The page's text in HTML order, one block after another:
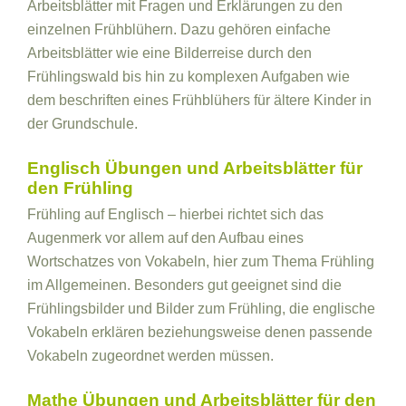
Arbeitsblätter mit Fragen und Erklärungen zu den
einzelnen Frühblühern. Dazu gehören einfache
Arbeitsblätter wie eine Bilderreise durch den
Frühlingswald bis hin zu komplexen Aufgaben wie
dem beschriften eines Frühblühers für ältere Kinder in
der Grundschule.
Englisch Übungen und Arbeitsblätter für
den Frühling
Frühling auf Englisch – hierbei richtet sich das
Augenmerk vor allem auf den Aufbau eines
Wortschatzes von Vokabeln, hier zum Thema Frühling
im Allgemeinen. Besonders gut geeignet sind die
Frühlingsbilder und Bilder zum Frühling, die englische
Vokabeln erklären beziehungsweise denen passende
Vokabeln zugeordnet werden müssen.
Mathe Übungen und Arbeitsblätter für den